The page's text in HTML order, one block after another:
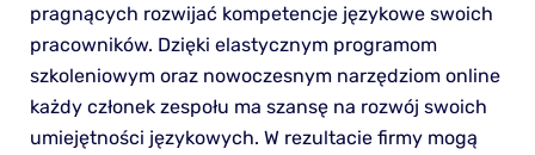
pragnących rozwijać kompetencje językowe swoich
pracowników. Dzięki elastycznym programom
szkoleniowym oraz nowoczesnym narzędziom online
każdy członek zespołu ma szansę na rozwój swoich
umiejętności językowych. W rezultacie firmy mogą